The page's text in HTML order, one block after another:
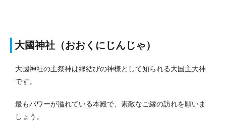
大國神社（おおくにじんじゃ）
大國神社の主祭神は縁結びの神様として知られる大国主大神
です。
最もパワーが溢れている本殿で、素敵なご縁の訪れを願いま
しょう。